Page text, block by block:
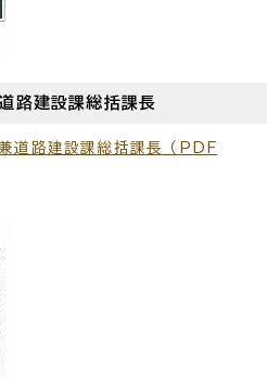
路建設課総括課長
道路建設課総括課長 （PDF